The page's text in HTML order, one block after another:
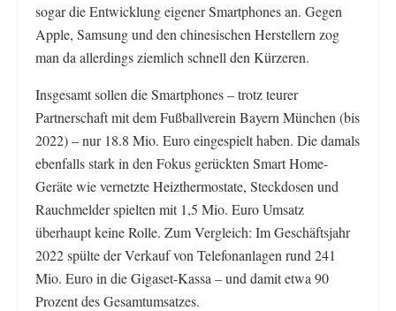
sogar die Entwicklung eigener Smartphones an. Gegen
Apple, Samsung und den chinesischen Herstellern zog
man da allerdings ziemlich schnell den Kürzeren.
Insgesamt sollen die Smartphones – trotz teurer
Partnerschaft mit dem Fußballverein Bayern München (bis
2022) – nur 18.8 Mio. Euro eingespielt haben. Die damals
ebenfalls stark in den Fokus gerückten Smart Home-
Geräte wie vernetzte Heizthermostate, Steckdosen und
Rauchmelder spielten mit 1,5 Mio. Euro Umsatz
überhaupt keine Rolle. Zum Vergleich: Im Geschäftsjahr
2022 spülte der Verkauf von Telefonanlagen rund 241
Mio. Euro in die Gigaset-Kassa – und damit etwa 90
Prozent des Gesamtumsatzes.